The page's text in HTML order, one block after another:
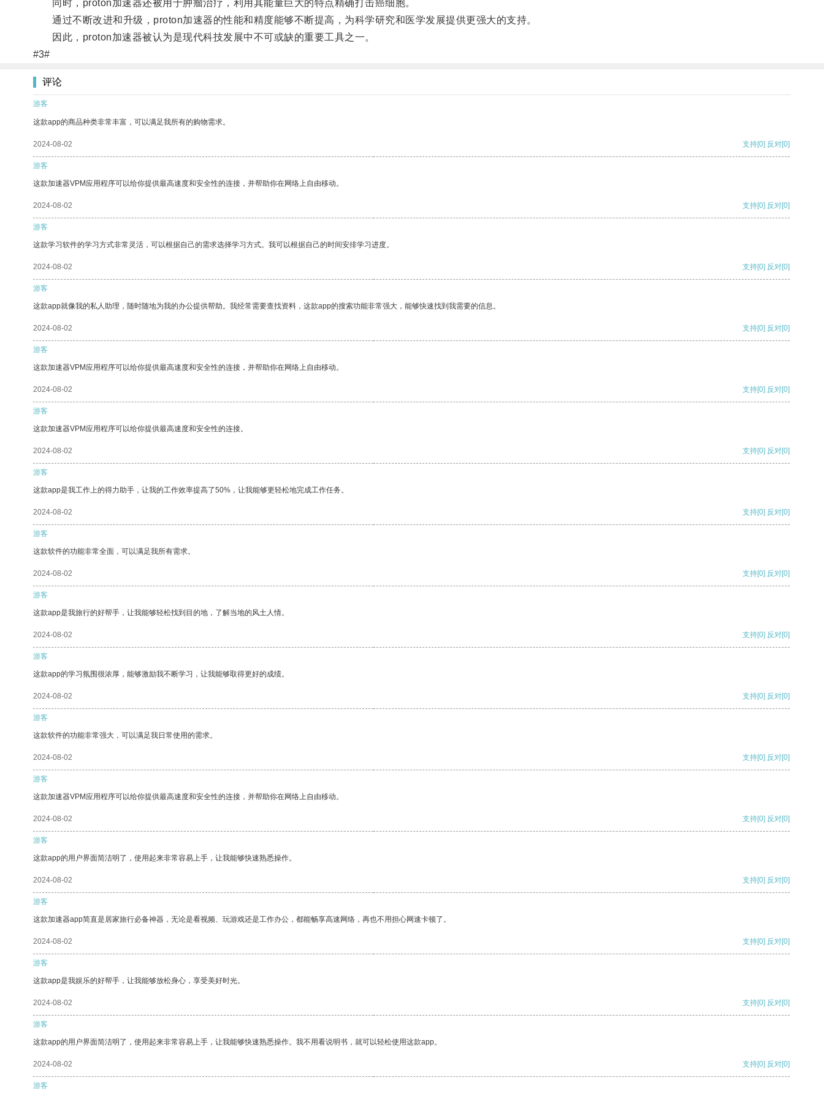
同时，proton加速器还被用于肿瘤治疗，利用其能量巨大的特点精确打击癌细胞。
通过不断改进和升级，proton加速器的性能和精度能够不断提高，为科学研究和医学发展提供更强大的支持。
因此，proton加速器被认为是现代科技发展中不可或缺的重要工具之一。
#3#
评论
游客
这款app的商品种类非常丰富，可以满足我所有的购物需求。
2024-08-02 支持[0] 反对[0]
游客
这款加速器VPM应用程序可以给你提供最高速度和安全性的连接，并帮助你在网络上自由移动。
2024-08-02 支持[0] 反对[0]
游客
这款学习软件的学习方式非常灵活，可以根据自己的需求选择学习方式。我可以根据自己的时间安排学习进度。
2024-08-02 支持[0] 反对[0]
游客
这款app就像我的私人助理，随时随地为我的办公提供帮助。我经常需要查找资料，这款app的搜索功能非常强大，能够快速找到我需要的信息。
2024-08-02 支持[0] 反对[0]
游客
这款加速器VPM应用程序可以给你提供最高速度和安全性的连接，并帮助你在网络上自由移动。
2024-08-02 支持[0] 反对[0]
游客
这款加速器VPM应用程序可以给你提供最高速度和安全性的连接。
2024-08-02 支持[0] 反对[0]
游客
这款app是我工作上的得力助手，让我的工作效率提高了50%，让我能够更轻松地完成工作任务。
2024-08-02 支持[0] 反对[0]
游客
这款软件的功能非常全面，可以满足我所有需求。
2024-08-02 支持[0] 反对[0]
游客
这款app是我旅行的好帮手，让我能够轻松找到目的地，了解当地的风土人情。
2024-08-02 支持[0] 反对[0]
游客
这款app的学习氛围很浓厚，能够激励我不断学习，让我能够取得更好的成绩。
2024-08-02 支持[0] 反对[0]
游客
这款软件的功能非常强大，可以满足我日常使用的需求。
2024-08-02 支持[0] 反对[0]
游客
这款加速器VPM应用程序可以给你提供最高速度和安全性的连接，并帮助你在网络上自由移动。
2024-08-02 支持[0] 反对[0]
游客
这款app的用户界面简洁明了，使用起来非常容易上手，让我能够快速熟悉操作。
2024-08-02 支持[0] 反对[0]
游客
这款加速器app简直是居家旅行必备神器，无论是看视频、玩游戏还是工作办公，都能畅享高速网络，再也不用担心网速卡顿了。
2024-08-02 支持[0] 反对[0]
游客
这款app是我娱乐的好帮手，让我能够放松身心，享受美好时光。
2024-08-02 支持[0] 反对[0]
游客
这款app的用户界面简洁明了，使用起来非常容易上手，让我能够快速熟悉操作。我不用看说明书，就可以轻松使用这款app。
2024-08-02 支持[0] 反对[0]
游客